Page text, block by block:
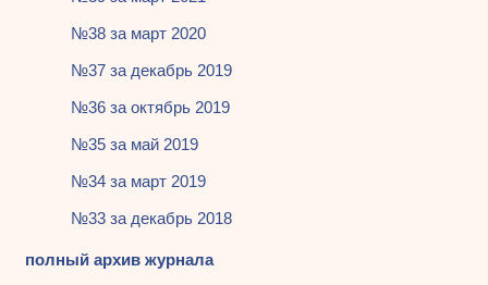
№38 за март 2020
№37 за декабрь 2019
№36 за октябрь 2019
№35 за май 2019
№34 за март 2019
№33 за декабрь 2018
полный архив журнала